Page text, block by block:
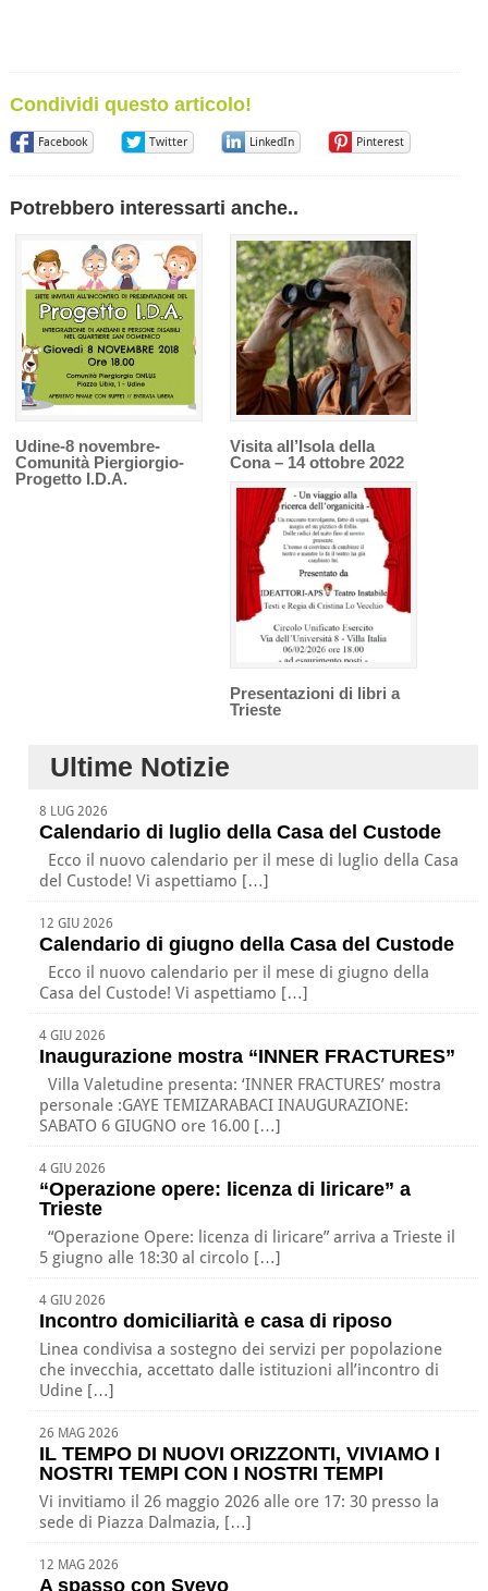
Condividi questo articolo!
Facebook Twitter LinkedIn Pinterest
Potrebbero interessarti anche..
Udine-8 novembre-
Comunità Piergiorgio-
Progetto I.D.A.
Visita all’Isola della
Cona – 14 ottobre 2022
Presentazioni di libri a
Trieste
Ultime Notizie
8 LUG 2026
Calendario di luglio della Casa del Custode
Ecco il nuovo calendario per il mese di luglio della Casa
del Custode! Vi aspettiamo […]
12 GIU 2026
Calendario di giugno della Casa del Custode
Ecco il nuovo calendario per il mese di giugno della
Casa del Custode! Vi aspettiamo […]
4 GIU 2026
Inaugurazione mostra “INNER FRACTURES”
Villa Valetudine presenta: ‘INNER FRACTURES’ mostra
personale :GAYE TEMIZARABACI INAUGURAZIONE:
SABATO 6 GIUGNO ore 16.00 […]
4 GIU 2026
“Operazione opere: licenza di liricare” a
Trieste
“Operazione Opere: licenza di liricare” arriva a Trieste il
5 giugno alle 18:30 al circolo […]
4 GIU 2026
Incontro domiciliarità e casa di riposo
Linea condivisa a sostegno dei servizi per popolazione
che invecchia, accettato dalle istituzioni all’incontro di
Udine […]
26 MAG 2026
IL TEMPO DI NUOVI ORIZZONTI, VIVIAMO I
NOSTRI TEMPI CON I NOSTRI TEMPI
Vi invitiamo il 26 maggio 2026 alle ore 17: 30 presso la
sede di Piazza Dalmazia, […]
12 MAG 2026
A spasso con Svevo